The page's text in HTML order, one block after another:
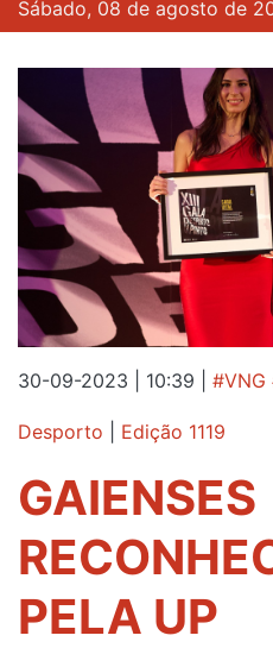
Sábado, 08 de agosto de
30-09-2023 | 10:39 #VNG
Desporto Edição 1119
GAIENSES
PELA UP